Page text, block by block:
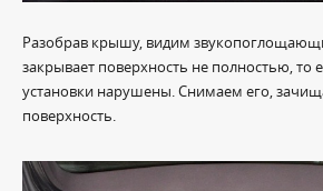
Разобрав крышу, видим
закрывает поверхность не полностью, то
установки нарушены. Снимаем его,
поверхность.